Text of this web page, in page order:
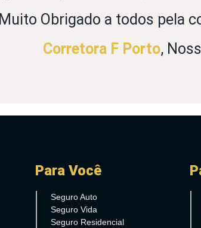
Muito Obrigado a todos pela
Corretora F Porto,
Para Você
Seguro Auto
Seguro Vida
Seguro Residencial